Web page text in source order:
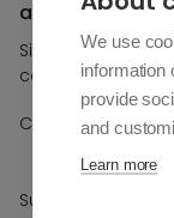
a vendre À
Si vous souhaitez
contactez-nous.
Chambres à
Sur étage
We use
information
provide
and
Learn more